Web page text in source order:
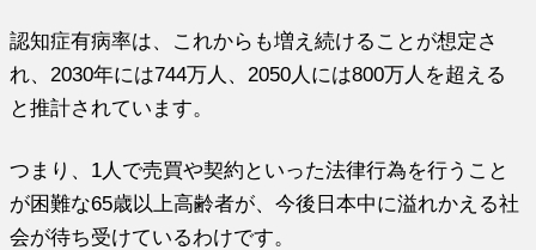
認知症有病率は、これからも増え続けることが想定さ
れ、2030年には744万人、2050人には800万人を超える
と推計されています。
つまり、1人で売買や契約といった法律行為を行うこと
が困難な65歳以上高齢者が、今後日本中に溢れかえる社
会が待ち受けているわけです。